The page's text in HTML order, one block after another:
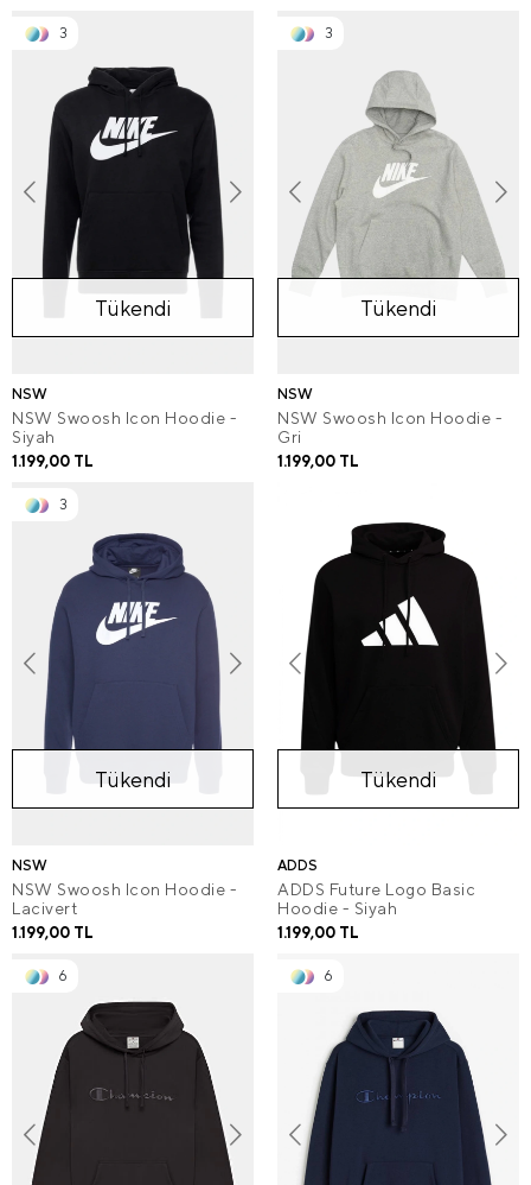
3
Tükendi
NSW
NSW Swoosh Icon Hoodie -
Siyah
1.199,00 TL
3
Tükendi
NSW
NSW Swoosh Icon Hoodie -
Gri
1.199,00 TL
3
Tükendi
NSW
NSW Swoosh Icon Hoodie -
Lacivert
1.199,00 TL
Tükendi
ADDS
ADDS Future Logo Basic
Hoodie - Siyah
1.199,00 TL
6 6